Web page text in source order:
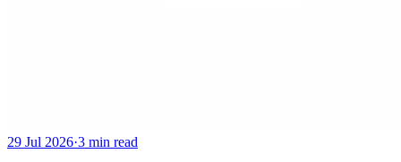
29 Jul 2026·3 min read